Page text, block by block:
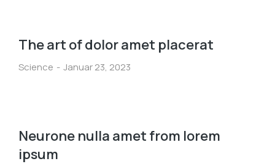
The art of dolor amet placerat
Science Januar 23, 2023
Neurone nulla amet from lorem
ipsum